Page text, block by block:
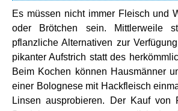
Es müssen nicht immer Fleisch und
oder Brötchen sein. Mittlerweile
pflanzliche Alternativen zur
pikanter Aufstrich statt des
Beim Kochen können Hausmänner
einer Bolognese mit Hackfleisch
Linsen ausprobieren. Der Kauf von